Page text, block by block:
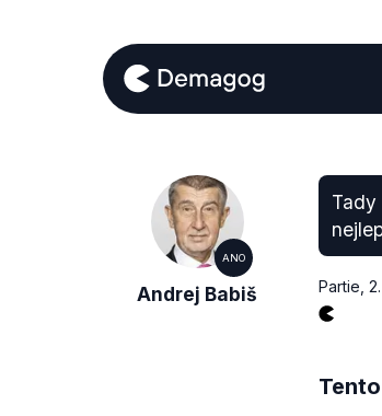
ANO
Andrej Babiš
Tady
Partie